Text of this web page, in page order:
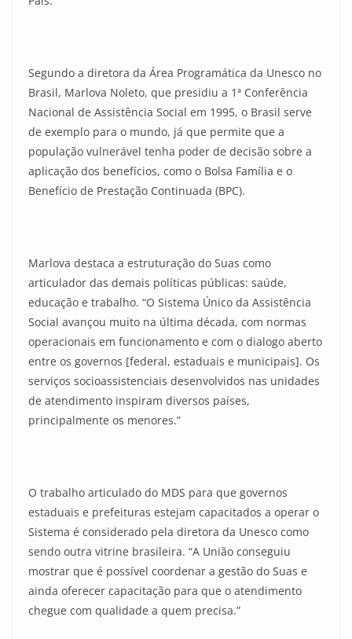
Segundo a diretora da Área Programática da Unesco no
Brasil, Marlova Noleto, que presidiu a 1ª Conferência
Nacional de Assistência Social em 1995, o Brasil serve
de exemplo para o mundo, já que permite que a
população vulnerável tenha poder de decisão sobre a
aplicação dos benefícios, como o Bolsa Família e o
Benefício de Prestação Continuada (BPC).
Marlova destaca a estruturação do Suas como
articulador das demais políticas públicas: saúde,
educação e trabalho. “O Sistema Único da Assistência
Social avançou muito na última década, com normas
operacionais em funcionamento e com o dialogo aberto
entre os governos [federal, estaduais e municipais]. Os
serviços socioassistenciais desenvolvidos nas unidades
de atendimento inspiram diversos países,
principalmente os menores.”
O trabalho articulado do MDS para que governos
estaduais e prefeituras estejam capacitados a operar o
Sistema é considerado pela diretora da Unesco como
sendo outra vitrine brasileira. “A União conseguiu
mostrar que é possível coordenar a gestão do Suas e
ainda oferecer capacitação para que o atendimento
chegue com qualidade a quem precisa.”